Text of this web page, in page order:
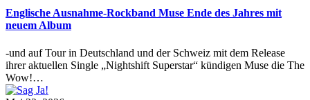
Englische Ausnahme-Rockband Muse Ende des Jahres mit
neuem Album
-und auf Tour in Deutschland und der Schweiz mit dem Release
ihrer aktuellen Single „Nightshift Superstar“ kündigen Muse die The
Wow!…